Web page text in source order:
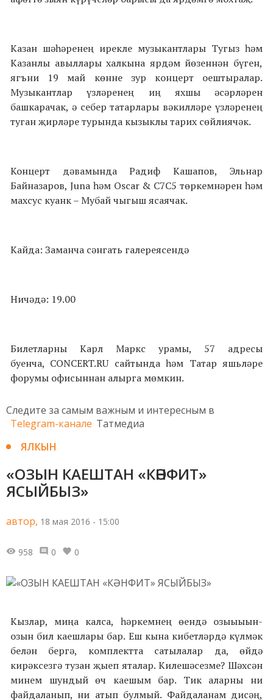
Казан шәһәренең ирекле музыкантлары Тугыз һәм
Казанлы авыллары халкына ярдәм йөзеннән бүген,
ягъни 19 май көнне зур концерт оештыралар.
Музыкантлар үзләренең иң яхшы әсәрләрен
башкарачак, ә себер татарлары вәкилләре үзләренең
туган җирләре турында кызыклы тарих сөйлиячәк.
Концерт дәвамында Радиф Кашапов, Эльнар
Байназаров, Juna һәм Oscar & C7C5 төркемнәрен һәм
махсус куанк – Мубай чыгыш ясаячак.
Кайда: Заманча сәнгать галереясендә
Ничәдә: 19.00
Билетларны Карл Маркс урамы, 57 адресы
буенча, CONCERT.RU сайтында һәм Татар яшьләре
форумы офисыннан алырга мөмкин.
Следите за самым важным и интересным в
Telegram-канале Татмедиа
ЯЛКЫН
«ОЗЫН КАЕШТАН «КӘНФИТ»
ЯСЫЙБЫЗ»
автор, 18 мая 2016 - 15:00
958 0 0
Кызлар, миңа калса, һәркемнең өендә озыыыын-
озын бил каешлары бар. Еш кына кибетләрдә күлмәк
белән бергә, комплектта сатылалар да, өйдә
кирәксезгә тузан җыеп яталар. Килешәсезме? Шәхсән
минем шундый өч каешым бар. Тик аларны ни
файдаланып, ни атып булмый. Файдаланам дисәң,